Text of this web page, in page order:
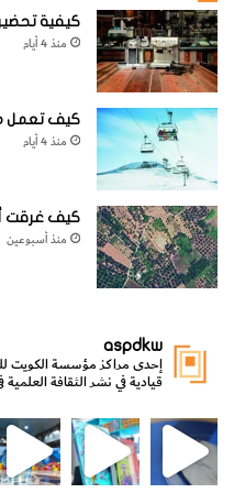
كيفية
منذ 4 أيام
كيف تعمل
منذ 4 أيام
كيف غرقت
منذ أسبوعين
aspdkw
إحدى مراكز مؤسسة الكويت
قيادية في نشر الثقافة العلمية
لشؤون الش
من الأعماق نكتشف ومن الكتب
⁨ ⁨ نتشرف بدعوتكم لزيارة جناح التقدم العلمي للنشر رجعنا!